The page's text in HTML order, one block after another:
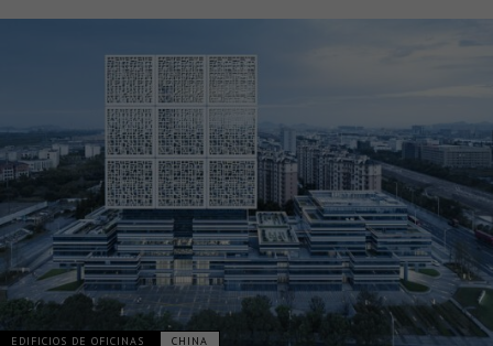
EDIFICIOS DE OFICINAS CHINA